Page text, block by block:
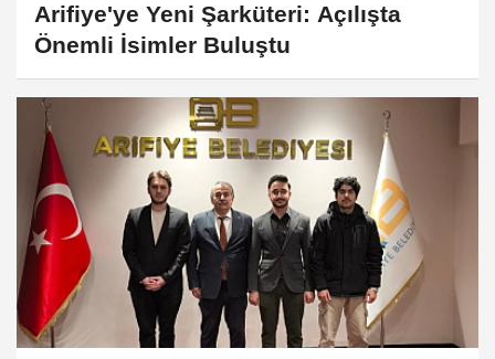
Arifiye'ye Yeni Şarküteri: Açılışta
Önemli İsimler Buluştu